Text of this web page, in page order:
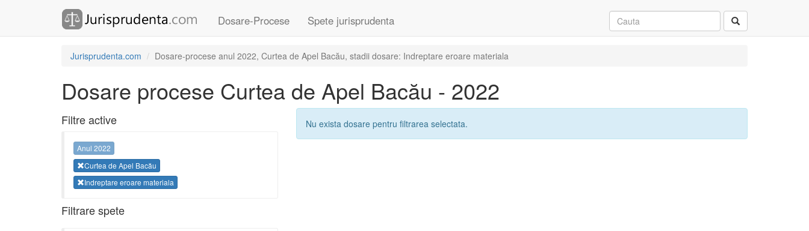
Dosare-Procese Spete jurisprudenta
Jurisprudenta.com Dosare-procese anul 2022, Curtea de Apel Bacău, stadii dosare: Indreptare eroare materiala
Dosare procese Curtea de Apel Bacău - 2022
Filtre active
Anul 2022
Curtea de Apel Bacău
Indreptare eroare materiala
Filtrare spete
Nu exista dosare pentru filtrarea selectata.